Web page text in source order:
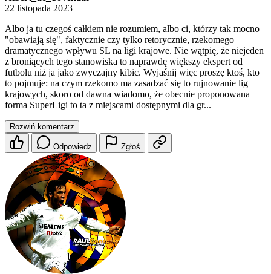
22 listopada 2023
Albo ja tu czegoś całkiem nie rozumiem, albo ci, którzy tak mocno
"obawiają się", faktycznie czy tylko retorycznie, rzekomego
dramatycznego wpływu SL na ligi krajowe. Nie wątpię, że niejeden
z broniących tego stanowiska to naprawdę większy ekspert od
futbolu niż ja jako zwyczajny kibic. Wyjaśnij więc proszę ktoś, kto
to pojmuje: na czym rzekomo ma zasadzać się to rujnowanie lig
krajowych, skoro od dawna wiadomo, że obecnie proponowana
forma SuperLigi to ta z miejscami dostępnymi dla gr...
Rozwiń komentarz
Odpowiedz Zgłoś